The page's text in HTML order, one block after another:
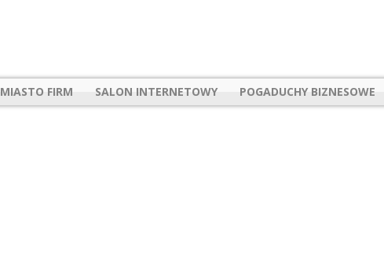
MIASTO FIRM SALON INTERNETOWY POGADUCHY BIZNESOWE